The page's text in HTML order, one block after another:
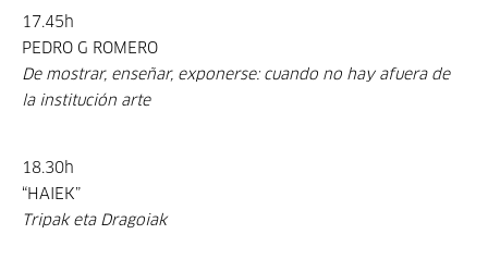
17.45h
PEDRO G ROMERO
De mostrar, enseñar, exponerse: cuando no hay afuera de
la institución arte
18.30h
“HAIEK”
Tripak eta Dragoiak